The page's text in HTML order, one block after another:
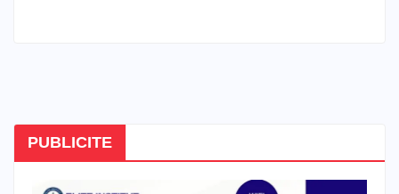
PUBLICITE